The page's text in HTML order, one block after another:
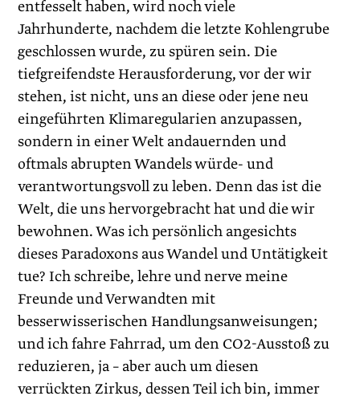
entfesselt haben, wird noch viele
Jahrhunderte, nachdem die letzte Kohlengrube
geschlossen wurde, zu spüren sein. Die
tiefgreifendste Herausforderung, vor der wir
stehen, ist nicht, uns an diese oder jene neu
eingeführten Klimaregularien anzupassen,
sondern in einer Welt andauernden und
oftmals abrupten Wandels würde- und
verantwortungsvoll zu leben. Denn das ist die
Welt, die uns hervorgebracht hat und die wir
bewohnen. Was ich persönlich angesichts
dieses Paradoxons aus Wandel und Untätigkeit
tue? Ich schreibe, lehre und nerve meine
Freunde und Verwandten mit
besserwisserischen Handlungsanweisungen;
und ich fahre Fahrrad, um den CO2-Ausstoß zu
reduzieren, ja – aber auch um diesen
verrückten Zirkus, dessen Teil ich bin, immer